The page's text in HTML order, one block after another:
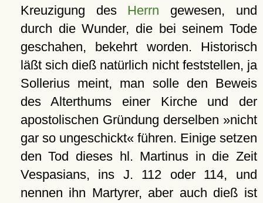
Kreuzigung des Herrn gewesen, und
durch die Wunder, die bei seinem Tode
geschahen, bekehrt worden. Historisch
läßt sich dieß natürlich nicht feststellen, ja
Sollerius meint, man solle den Beweis
des Alterthums einer Kirche und der
apostolischen Gründung derselben »nicht
gar so ungeschickt« führen. Einige setzen
den Tod dieses hl. Martinus in die Zeit
Vespasians, ins J. 112 oder 114, und
nennen ihn Martyrer, aber auch dieß ist